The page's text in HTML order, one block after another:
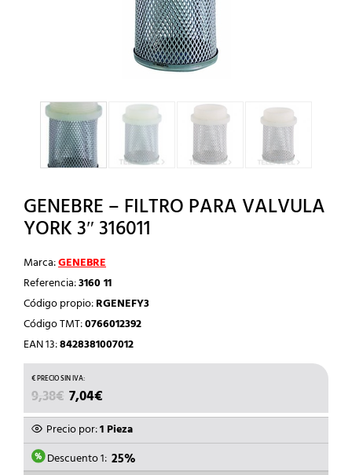
GENEBRE – FILTRO PARA VALVULA
YORK 3″ 316011
Marca:GENEBRE
Referencia:3160 11
Código propio:RGENEFY3
Código TMT:0766012392
EAN 13:8428381007012
9,38€ EL
PRECIO
ORIGINAL
ERA:
9,38€.
7,04€
PRECIO
ACTUAL
ES:
7,04€.
Precio por:1 Pieza
Descuento 1: 25%